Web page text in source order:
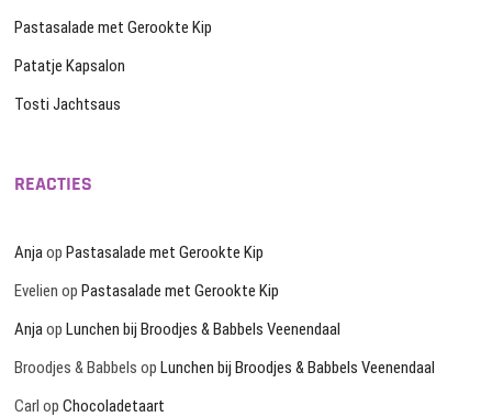
Pastasalade met Gerookte Kip
Patatje Kapsalon
Tosti Jachtsaus
REACTIES
AnjaopPastasalade met Gerookte Kip
Evelien opPastasalade met Gerookte Kip
AnjaopLunchen bij Broodjes & Babbels Veenendaal
Broodjes & Babbels opLunchen bij Broodjes & Babbels Veenendaal
Carl opChocoladetaart